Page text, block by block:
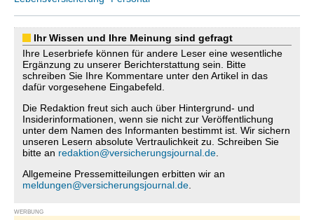
Ihr Wissen und Ihre Meinung sind gefragt
Ihre Leserbriefe können für andere Leser eine wesentliche
Ergänzung zu unserer Berichterstattung sein. Bitte
schreiben Sie Ihre Kommentare unter den Artikel in das
dafür vorgesehene Eingabefeld.
Die Redaktion freut sich auch über Hintergrund- und
Insiderinformationen, wenn sie nicht zur Veröffentlichung
unter dem Namen des Informanten bestimmt ist. Wir sichern
unseren Lesern absolute Vertraulichkeit zu. Schreiben Sie
bitte an redaktion@versicherungsjournal.de
Allgemeine Pressemitteilungen erbitten wir an
meldungen@versicherungsjournal.de
WERBUNG